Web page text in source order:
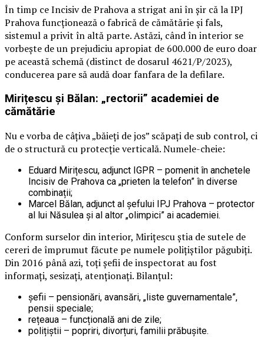
În timp ce Incisiv de Prahova a strigat ani în șir că la IPJ
Prahova funcționează o fabrică de cămătărie și fals,
sistemul a privit în altă parte. Astăzi, când în interior se
vorbește de un prejudiciu apropiat de 600.000 de euro doar
pe această schemă (distinct de dosarul 4621/P/2023),
conducerea pare să audă doar fanfara de la defilare.
Mirițescu și Bălan: „rectorii” academiei de
cămătărie
Nu e vorba de câțiva „băieți de jos” scăpați de sub control, ci
de o structură cu protecție verticală. Numele-cheie:
Eduard Mirițescu, adjunct IGPR – pomenit în anchetele
Incisiv de Prahova ca „prieten la telefon” în diverse
combinații;
Marcel Bălan, adjunct al șefului IPJ Prahova – protector
al lui Năsulea și al altor „olimpici” ai academiei.
Conform surselor din interior, Mirițescu știa de sutele de
cereri de împrumut făcute pe numele polițiștilor păgubiți.
Din 2016 până azi, toți șefii de inspectorat au fost
informați, sesizați, atenționați. Bilanțul:
șefii – pensionări, avansări, „liste guvernamentale”,
pensii speciale;
rețeaua – funcțională ani de zile;
polițiștii – popriri, divorțuri, familii prăbușite.